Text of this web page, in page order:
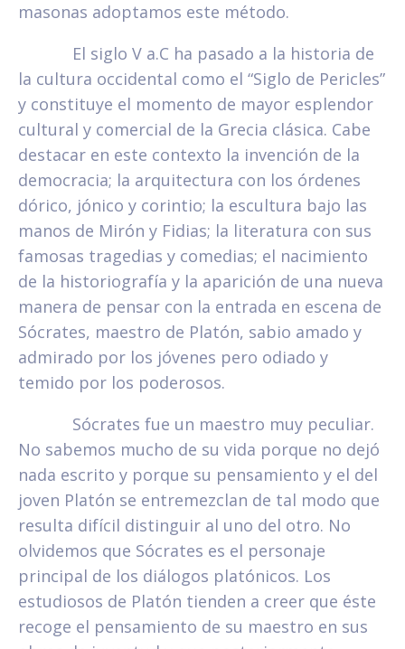
masonas adoptamos este método.
El siglo V a.C ha pasado a la historia de
la cultura occidental como el “Siglo de Pericles”
y constituye el momento de mayor esplendor
cultural y comercial de la Grecia clásica. Cabe
destacar en este contexto la invención de la
democracia; la arquitectura con los órdenes
dórico, jónico y corintio; la escultura bajo las
manos de Mirón y Fidias; la literatura con sus
famosas tragedias y comedias; el nacimiento
de la historiografía y la aparición de una nueva
manera de pensar con la entrada en escena de
Sócrates, maestro de Platón, sabio amado y
admirado por los jóvenes pero odiado y
temido por los poderosos.
Sócrates fue un maestro muy peculiar.
No sabemos mucho de su vida porque no dejó
nada escrito y porque su pensamiento y el del
joven Platón se entremezclan de tal modo que
resulta difícil distinguir al uno del otro. No
olvidemos que Sócrates es el personaje
principal de los diálogos platónicos. Los
estudiosos de Platón tienden a creer que éste
recoge el pensamiento de su maestro en sus